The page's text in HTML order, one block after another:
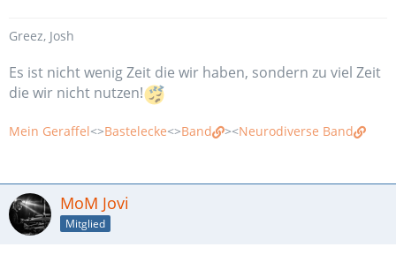
Greez, Josh
Es ist nicht wenig Zeit die wir haben, sondern zu viel Zeit
die wir nicht nutzen!
Mein Geraffel<>Bastelecke<>Band ><Neurodiverse Band
MoM Jovi
Mitglied